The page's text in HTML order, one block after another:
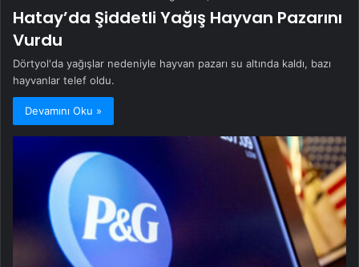
Hatay’da Şiddetli Yağış Hayvan Pazarını
Vurdu
Dörtyol'da yağışlar nedeniyle hayvan pazarı su altında kaldı, bazı
hayvanlar telef oldu.
Devamını Oku »